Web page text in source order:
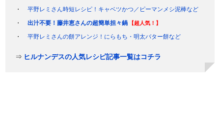
平野レミさん時短レシピ！キャベツかつ／ピーマンメシ泥棒など
出汁不要！藤井恵さんの超簡単担々鍋
【超人気！】
平野レミさんの餅アレンジ！にらもち・明太バター餅など
⇒ ヒルナンデスの人気レシピ記事一覧はコチラ